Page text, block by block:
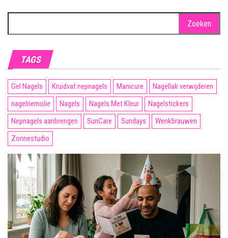
naar:
TAGS
Gel Nagels Kruidvat nepnagels Manicure
Nagellak verwijderen
nagelriemolie
Nagels Nagels Met Kleur
Nagelstickers
Nepnagels aanbrengen
SunCare Sundays
Wenkbrauwen
Zonnestudio